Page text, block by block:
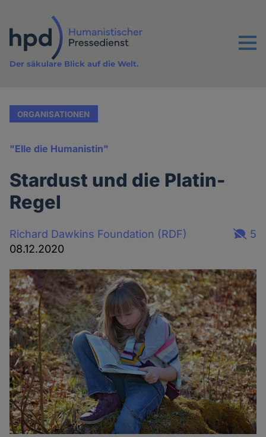
Inhalt
Menu
Der säkulare Blick auf die Welt.
ORGANISATIONEN
"Elle die Humanistin"
Stardust und die Platin-
Regel
Richard Dawkins Foundation (RDF)
08.12.2020
5